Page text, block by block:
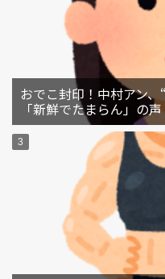
おでこ封印！中村アン
「新鮮でたまらん」の